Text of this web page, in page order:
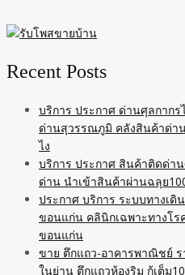
Recent Posts
บริการ ประกาศ ด่านศุลกาก
ด่านสุวรรณภูมิ คลังสินค้าด่า
ไง
บริการ ประกาศ สินค้าติดด่า
ด่าน นำเข้าสินค้าผ่านฉลุย
ประกาศ บริการ ระบบทางเดิ
ขอนแก่น คลินิกเฉพาะทางโ
ขอนแก่น
ขาย ตึกแถว-อาคารพาณิชย์
ในย่าน ตึกแถวห้องริม กู้เต็ม